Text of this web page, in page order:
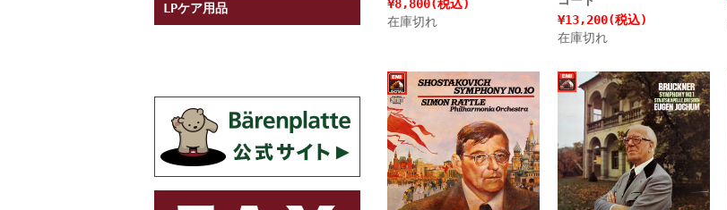
¥8,800(税込)
在庫切れ
¥13,200(税込)
在庫切れ
LPケア用品